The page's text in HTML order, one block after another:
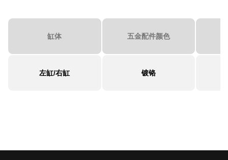
缸体 五金配件颜色
左缸/右缸 镀铬